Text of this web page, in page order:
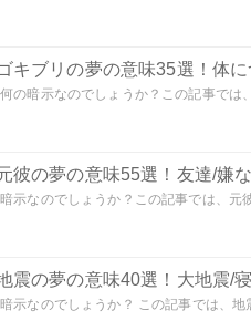
キブリの夢の意味35選！体
の暗示なのでしょうか？この記事では
彼の夢の意味55選！友達/嫌
示なのでしょうか？この記事では、元
震の夢の意味40選！大地震/
示なのでしょうか？ この記事では、地